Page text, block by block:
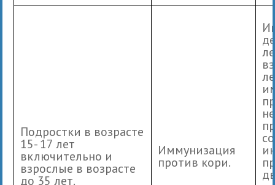
Подростки в возрасте
15- 17 лет
включительно и
взрослые в возрасте
до 35 лет.
Иммунизация
против кори.